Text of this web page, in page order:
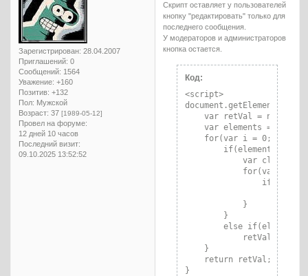
Зарегистрирован: 28.04.2007
Приглашений: 0
Сообщений: 1564
Уважение: +160
Позитив: +132
Пол: Мужской
Возраст: 37 [1989-05-12]
Провел на форуме:
12 дней 10 часов
Последний визит:
09.10.2025 13:52:52
Скрипт оставляет у пользователей
кнопку "редактировать" только для
последнего сообщения.
У модераторов и администраторов
кнопка остается.
Код:
<script>
var retVal = new
var elements =
for(var i = 0;i <
var classes
for(var j =
            }
        }
else
    }
    return retVal;
}